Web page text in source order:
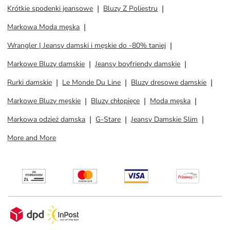
Krótkie spodenki jeansowe
Bluzy Z Poliestru
Markowa Moda męska
Wrangler | Jeansy damski i męskie do -80% taniej
Markowe Bluzy damskie
Jeansy boyfriendy damskie
Rurki damskie
Le Monde Du Line
Bluzy dresowe damskie
Markowe Bluzy męskie
Bluzy chłopięce
Moda męska
Markowa odzież damska
G-Stare
Jeansy Damskie Slim
More and More